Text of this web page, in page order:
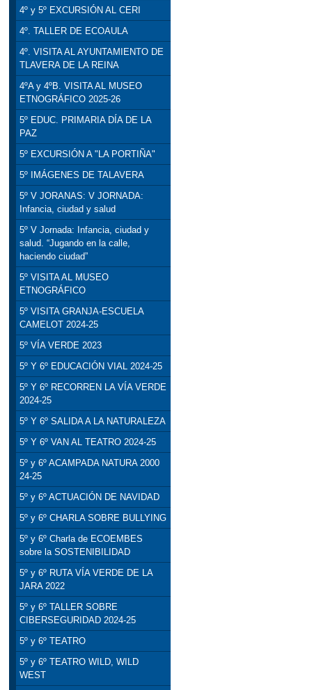
4º y 5º EXCURSIÓN AL CERI
4º. TALLER DE ECOAULA
4º. VISITA AL AYUNTAMIENTO DE
TLAVERA DE LA REINA
4ºA y 4ºB. VISITA AL MUSEO
ETNOGRÁFICO 2025-26
5º EDUC. PRIMARIA DÍA DE LA
PAZ
5º EXCURSIÓN A "LA PORTIÑA"
5º IMÁGENES DE TALAVERA
5º V JORANAS: V JORNADA:
Infancia, ciudad y salud
5º V Jornada: Infancia, ciudad y
salud. “Jugando en la calle,
haciendo ciudad”
5º VISITA AL MUSEO
ETNOGRÁFICO
5º VISITA GRANJA-ESCUELA
CAMELOT 2024-25
5º VÍA VERDE 2023
5º Y 6º EDUCACIÓN VIAL 2024-25
5º Y 6º RECORREN LA VÍA VERDE
2024-25
5º Y 6º SALIDA A LA NATURALEZA
5º Y 6º VAN AL TEATRO 2024-25
5º y 6º ACAMPADA NATURA 2000
24-25
5º y 6º ACTUACIÓN DE NAVIDAD
5º y 6º CHARLA SOBRE BULLYING
5º y 6º Charla de ECOEMBES
sobre la SOSTENIBILIDAD
5º y 6º RUTA VÍA VERDE DE LA
JARA 2022
5º y 6º TALLER SOBRE
CIBERSEGURIDAD 2024-25
5º y 6º TEATRO
5º y 6º TEATRO WILD, WILD
WEST